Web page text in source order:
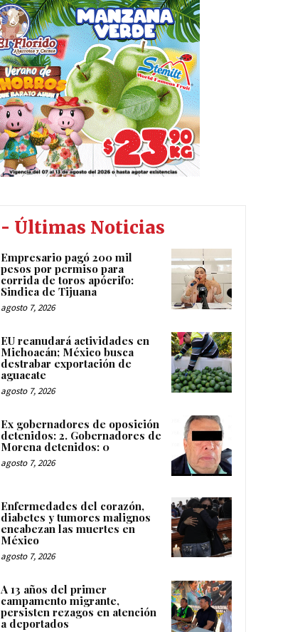
- Últimas Noticias
Empresario pagó 200 mil
pesos por permiso para
corrida de toros apócrifo:
Sindica de Tijuana
agosto 7, 2026
EU reanudará actividades en
Michoacán; México busca
destrabar exportación de
aguacate
agosto 7, 2026
Ex gobernadores de oposición
detenidos: 2. Gobernadores de
Morena detenidos: 0
agosto 7, 2026
Enfermedades del corazón,
diabetes y tumores malignos
encabezan las muertes en
México
agosto 7, 2026
A 13 años del primer
campamento migrante,
persisten rezagos en atención
a deportados